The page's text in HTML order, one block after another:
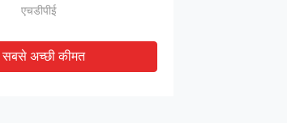
एचडीपीई
सबसे अच्छी कीमत